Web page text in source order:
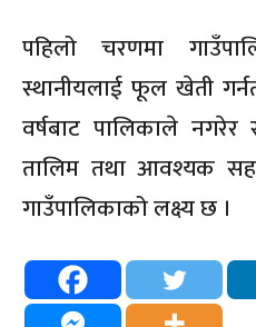
पहिलो चरणमा
स्थानीयलाई फूल खेती
वर्षबाट पालिकाले नगरेर
तालिम तथा आवश्यक
गाउँपालिकाको लक्ष्य छ ।